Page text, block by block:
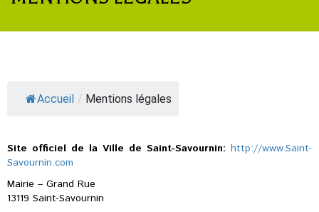
Accueil / Mentions légales
Site officiel de la Ville de Saint-Savournin: http://www.Saint-
Savournin.com
Mairie – Grand Rue
13119 Saint-Savournin